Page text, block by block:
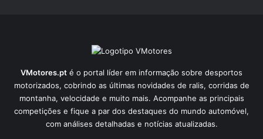
VMotores.pt é o portal líder em informação sobre desportos
motorizados, cobrindo as últimas novidades de ralis, corridas de
montanha, velocidade e muito mais. Acompanhe as principais
competições e fique a par dos destaques do mundo automóvel,
com análises detalhadas e notícias atualizadas.